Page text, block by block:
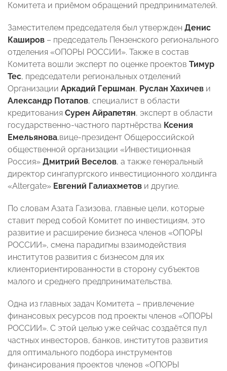
Комитета и приёмом обращений предпринимателей.
Заместителем председателя был утвержден Денис
Каширов – председатель Пензенского регионального
отделения «ОПОРЫ РОССИИ». Также в состав
Комитета вошли эксперт по оценке проектов Тимур
Тес, председатели региональных отделений
Организации Аркадий Гершман, Руслан Хахичев и
Александр Потапов, специалист в области
кредитования Сурен Айрапетян, эксперт в области
государственно-частного партнёрства Ксения
Емельянова,вице-президент Общероссийской
общественной организации «Инвестиционная
Россия» Дмитрий Веселов, а также генеральный
директор сингапургского инвестиционного холдинга
«Altergate» Евгений Галиахметов и другие.
По словам Азата Газизова, главные цели, которые
ставит перед собой Комитет по инвестициям, это
развитие и расширение бизнеса членов «ОПОРЫ
РОССИИ», смена парадигмы взаимодействия
институтов развития с бизнесом для их
клиенториентированности в сторону субъектов
малого и среднего предпринимательства.
Одна из главных задач Комитета – привлечение
финансовых ресурсов под проекты членов «ОПОРЫ
РОССИИ». С этой целью уже сейчас создаётся пул
частных инвесторов, банков, институтов развития
для оптимального подбора инструментов
финансирования проектов членов «ОПОРЫ